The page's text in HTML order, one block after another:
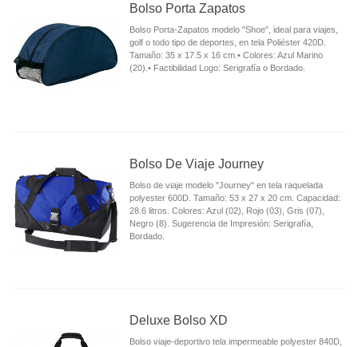
Bolso Porta Zapatos
Bolso Porta-Zapatos modelo "Shoe", ideal para viajes,
golf o todo tipo de deportes, en tela Poliéster 420D.
Tamaño: 35 x 17.5 x 16 cm.• Colores: Azul Marino
(20).• Factibilidad Logo: Serigrafía o Bordado.
Bolso De Viaje Journey
Bolso de viaje modelo "Journey" en tela raquelada
polyester 600D. Tamaño: 53 x 27 x 20 cm. Capacidad:
28.6 litros. Colores: Azul (02), Rojo (03), Gris (07),
Negro (8). Sugerencia de Impresión: Serigrafía,
Bordado.
Deluxe Bolso XD
Bolso viaje-deportivo tela impermeable polyester 840D,